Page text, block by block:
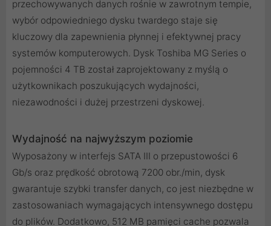
przechowywanych danych rośnie w zawrotnym tempie,
wybór odpowiedniego dysku twardego staje się
kluczowy dla zapewnienia płynnej i efektywnej pracy
systemów komputerowych. Dysk Toshiba MG Series o
pojemności 4 TB został zaprojektowany z myślą o
użytkownikach poszukujących wydajności,
niezawodności i dużej przestrzeni dyskowej.
Wydajność na najwyższym poziomie
Wyposażony w interfejs SATA III o przepustowości 6
Gb/s oraz prędkość obrotową 7200 obr./min, dysk
gwarantuje szybki transfer danych, co jest niezbędne w
zastosowaniach wymagających intensywnego dostępu
do plików. Dodatkowo, 512 MB pamięci cache pozwala